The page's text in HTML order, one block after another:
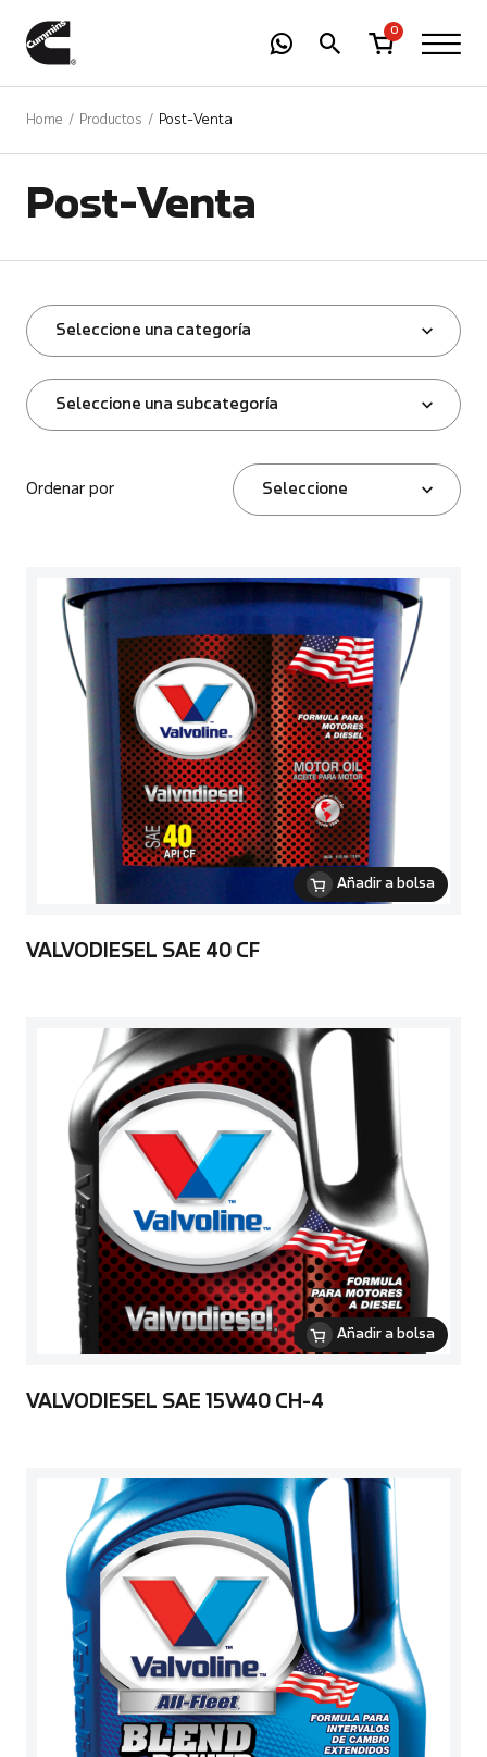
0
Home Productos Post-Venta
Post-Venta
Seleccione una categoría
Seleccione una subcategoría
Ordenar por Seleccione
Añadir a bolsa
VALVODIESEL SAE 40 CF
Añadir a bolsa
VALVODIESEL SAE 15W40 CH-4